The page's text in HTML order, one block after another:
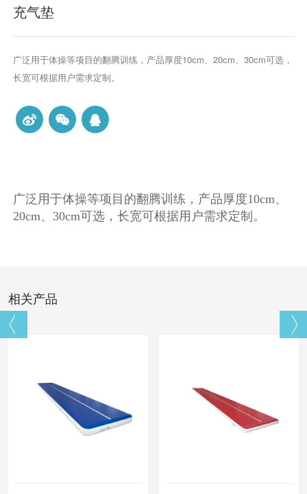
充气垫
广泛用于体操等项目的翻腾训练，产品厚度10cm、20cm、30cm可选，
长宽可根据用户需求定制。
广泛用于体操等项目的翻腾训练，产品厚度10cm、
20cm、30cm可选，长宽可根据用户需求定制。
相关产品